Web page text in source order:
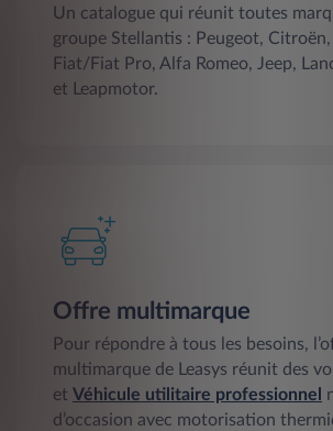
Un catalogue qui réunit toutes
groupe Stellantis : Peugeot,
Fiat/Fiat Pro, Alfa Romeo, Jeep,
et Leapmotor.
Offre multimarque
Pour répondre à tous les besoins,
multimarque de Leasys réunit des
et Véhicule utilitaire professionnel
d’occasion avec motorisation